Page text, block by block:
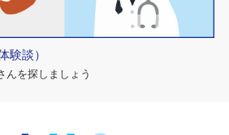
験談）
んを探しましょう